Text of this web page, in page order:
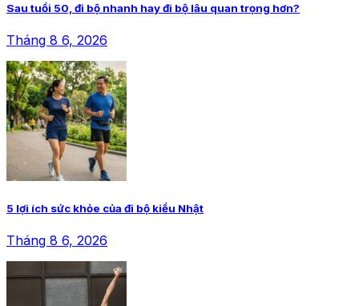
Sau tuổi 50, đi bộ nhanh hay đi bộ lâu quan trọng hơn?
Tháng 8 6, 2026
5 lợi ích sức khỏe của đi bộ kiểu Nhật
Tháng 8 6, 2026